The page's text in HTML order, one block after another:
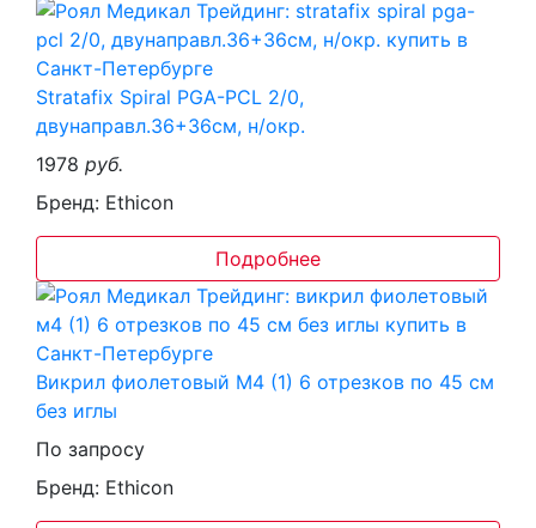
Stratafix Spiral PGA-PCL 2/0,
двунаправл.36+36см, н/окр.
1978 руб.
Бренд: Ethicon
Подробнее
Викрил фиолетовый М4 (1) 6 отрезков по 45 см
без иглы
По запросу
Бренд: Ethicon